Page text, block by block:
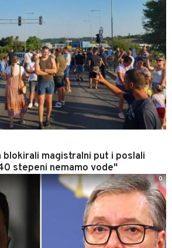
blokirali magistralni put i poslali
stepeni nemamo vode"
0